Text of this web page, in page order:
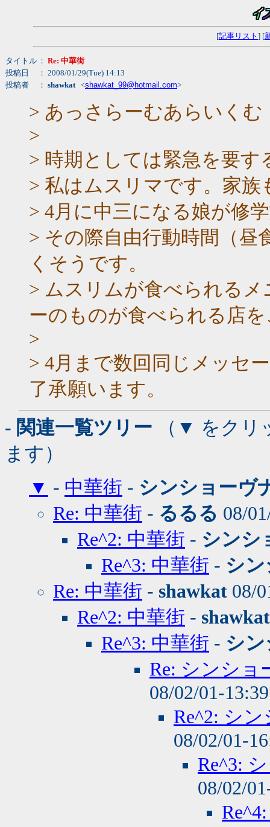
[記事リスト ] [
タイトル ： Re: 中華街
投稿日
： 2008/01/29(Tue) 14:13
投稿者
： shawkat <shawkat_99@hotmail.com>
> あっさらーむあらいくむ
>
> 時期としては緊急を要
> 私はムスリマです。家族
> 4月に中三になる娘が修
> その際自由行動時間（昼
くそうです。
> ムスリムが食べられる
ーのものが食べられる店
>
> 4月まで数回同じメッセ
了承願います。
- 関連一覧ツリー （▼ をクリ
ます）
▼ - 中華街 - シンショーヴ
Re: 中華街 - るるる 08/
Re^2: 中華街 - シンシ
Re^3: 中華街 - シ
Re: 中華街 - shawkat 08/
Re^2: 中華街 - shawkat
Re^3: 中華街 - シ
Re: シンショ
08/02/01-
Re^2: シ
08/02/01-
Re^3:
08/02/